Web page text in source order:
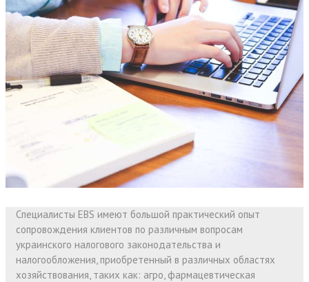
Специалисты EBS имеют большой практический опыт
сопровождения клиентов по различным вопросам
украинского налогового законодательства и
налогообложения, приобретенный в различных областях
хозяйствования, таких как: агро, фармацевтическая